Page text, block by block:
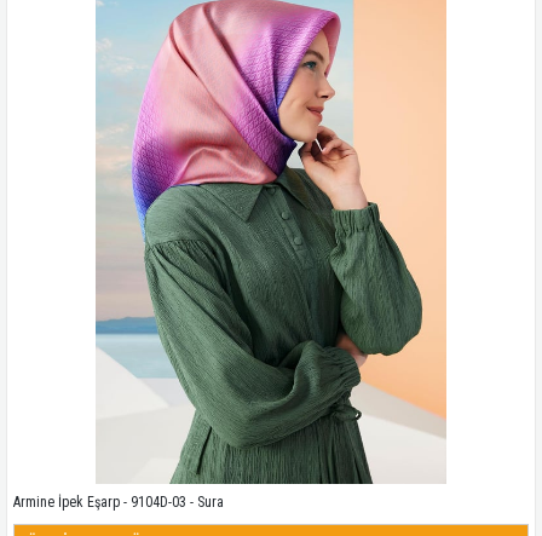
Kampanyadaki tüm modelleri görmek için buraya tıkla
Armine İpek Eşarp - 9104D-03 - Sura